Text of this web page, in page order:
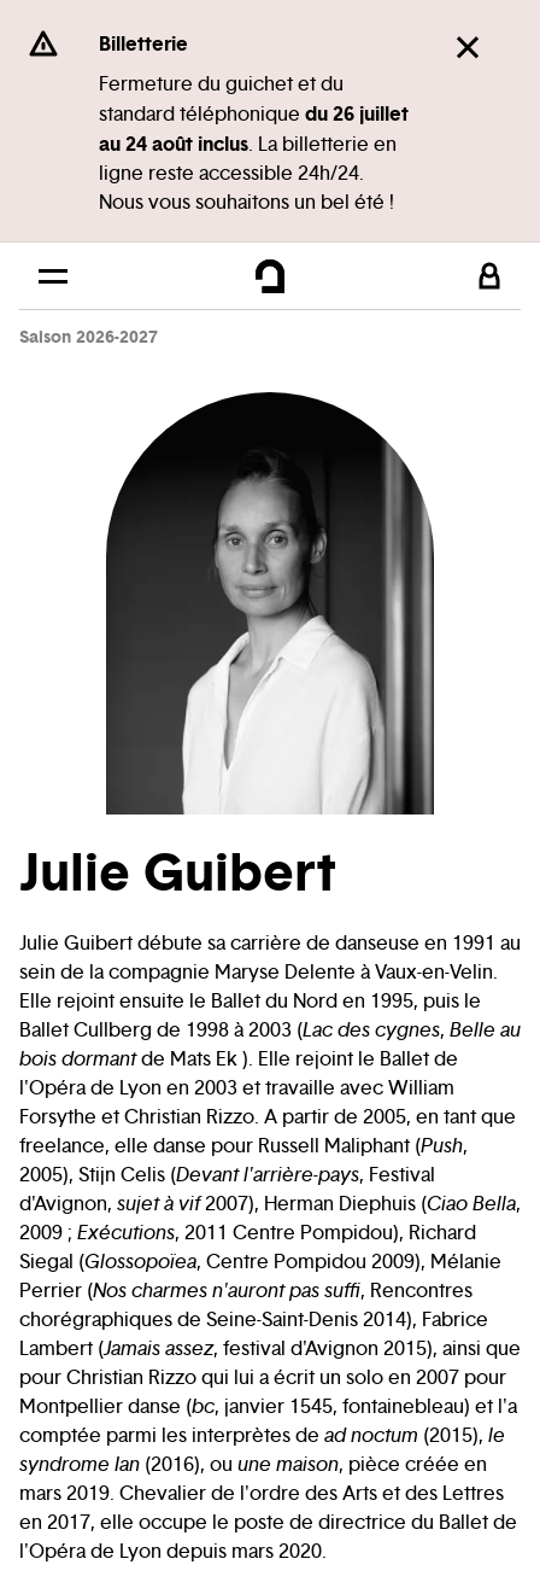
Se rendre au
Contenu principal
Pied de page
Billetterie
Fermeture du guichet et du
standard téléphonique du 26 juillet
au 24 août inclus. La billetterie en
ligne reste accessible 24h/24.
Nous vous souhaitons un bel été !
Saison 2026-2027
Julie Guibert
Julie Guibert débute sa carrière de danseuse en 1991 au
sein de la compagnie Maryse Delente à Vaux-en-Velin.
Elle rejoint ensuite le Ballet du Nord en 1995, puis le
Ballet Cullberg de 1998 à 2003 (Lac des cygnes, Belle au
bois dormantde Mats Ek ). Elle rejoint le Ballet de
l'Opéra de Lyon en 2003 et travaille avec William
Forsythe et Christian Rizzo. A partir de 2005, en tant que
freelance, elle danse pour Russell Maliphant (Push,
2005), Stijn Celis (Devant l'arrière-pays, Festival
d'Avignon, sujet à vif2007), Herman Diephuis (Ciao Bella,
2009 ; Exécutions, 2011 Centre Pompidou), Richard
Siegal (Glossopoïea, Centre Pompidou 2009), Mélanie
Perrier (Nos charmes n'auront pas suffi, Rencontres
chorégraphiques de Seine-Saint-Denis 2014), Fabrice
Lambert (Jamais assez, festival d'Avignon 2015), ainsi que
pour Christian Rizzo qui lui a écrit un solo en 2007 pour
Montpellier danse (bc, janvier 1545, fontainebleau) et l'a
comptée parmi les interprètes de ad noctum (2015), le
syndrome Ian (2016), ou une maison, pièce créée en
mars 2019. Chevalier de l'ordre des Arts et des Lettres
en 2017, elle occupe le poste de directrice du Ballet de
l'Opéra de Lyon depuis mars 2020.